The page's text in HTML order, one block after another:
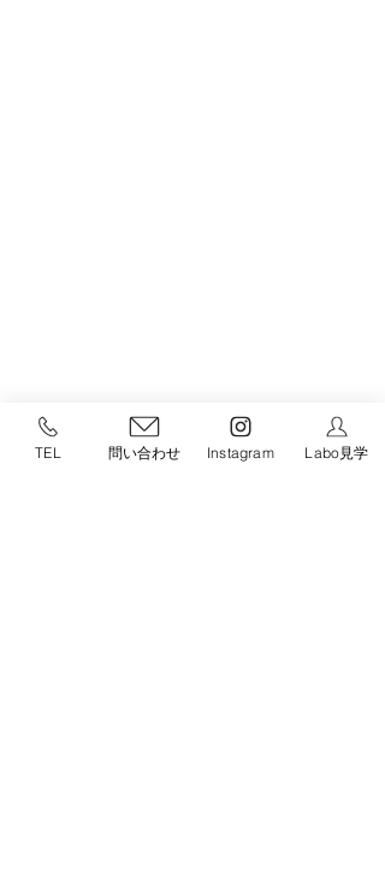
TEL 問い合わせ Instagram Labo見学